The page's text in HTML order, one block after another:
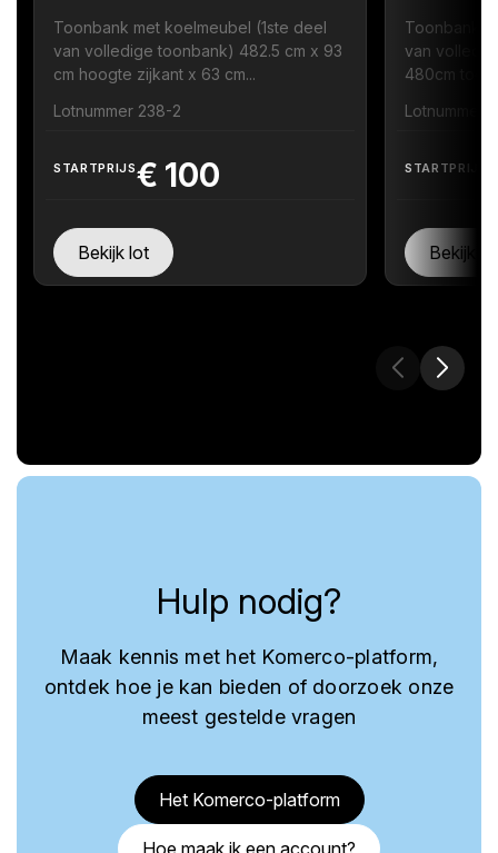
Toonbank met koelmeubel (1ste deel
van volledige toonbank) 482.5 cm x 93
cm hoogte zijkant x 63 cm...
Lotnummer 238-2
STARTPRIJS€ 100
Bekijk lot
Toonbank
van
480cm
Lotnummer
STARTPRIJS
Bekijk
Hulp nodig?
Maak kennis met het Komerco-platform,
ontdek hoe je kan bieden of doorzoek onze
meest gestelde vragen
Het Komerco-platform
Hoe maak ik een account?